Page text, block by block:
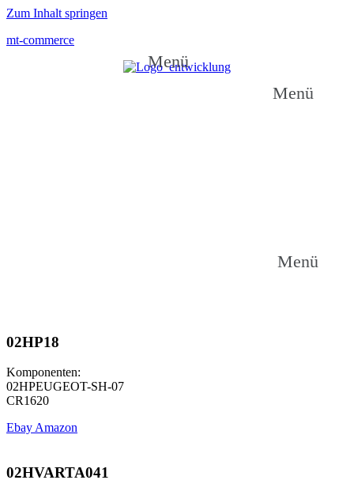
Zum Inhalt springen
mt-commerce
Menü
Menü
Menü
02HP18
Komponenten:
02HPEUGEOT-SH-07
CR1620
EbayAmazon
02HVARTA041